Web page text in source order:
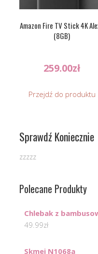
Amazon Fire TV Stick 4K
(8GB)
259.00zł
Przejdź do produktu
Sprawdź Koniecznie
zzzzz
Polecane Produkty
Chlebak z
49.99zł
Skmei N1068a